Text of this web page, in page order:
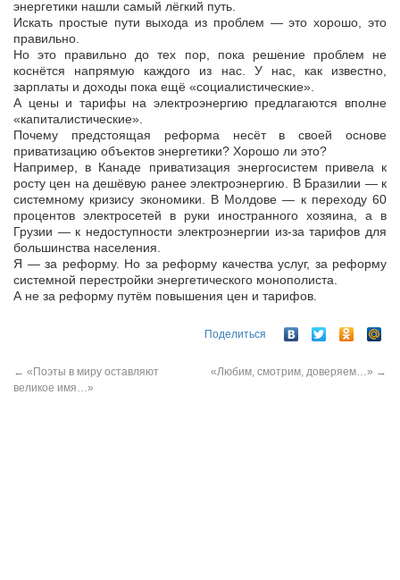
энергетики нашли самый лёгкий путь.
Искать простые пути выхода из проблем — это хорошо, это
правильно.
Но это правильно до тех пор, пока решение проблем не
коснётся напрямую каждого из нас. У нас, как известно,
зарплаты и доходы пока ещё «социалистические».
А цены и тарифы на электроэнергию предлагаются вполне
«капиталистические».
Почему предстоящая реформа несёт в своей основе
приватизацию объектов энергетики? Хорошо ли это?
Например, в Канаде приватизация энергосистем привела к
росту цен на дешёвую ранее электроэнергию. В Бразилии — к
системному кризису экономики. В Молдове — к переходу 60
процентов электросетей в руки иностранного хозяина, а в
Грузии — к недоступности электроэнергии из-за тарифов для
большинства населения.
Я — за реформу. Но за реформу качества услуг, за реформу
системной перестройки энергетического монополиста.
А не за реформу путём повышения цен и тарифов.
Поделиться
← «Поэты в миру оставляют
великое имя…»
«Любим, смотрим, доверяем…» →